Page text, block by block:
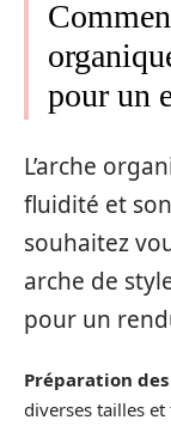
pour un
L’arche
fluidité et
souhaitez
arche de
pour un
Préparation
diverses tailles